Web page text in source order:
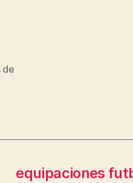
de
equipaciones